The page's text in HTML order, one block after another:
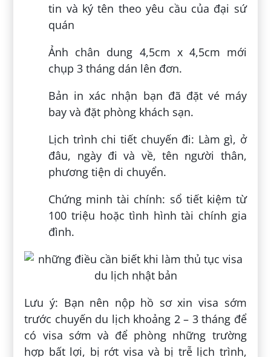
tin và ký tên theo yêu cầu của đại sứ
quán
Ảnh chân dung 4,5cm x 4,5cm mới
chụp 3 tháng dán lên đơn.
Bản in xác nhận bạn đã đặt vé máy
bay và đặt phòng khách sạn.
Lịch trình chi tiết chuyến đi: Làm gì, ở
đâu, ngày đi và về, tên người thân,
phương tiện di chuyển.
Chứng minh tài chính: sổ tiết kiệm từ
100 triệu hoặc tình hình tài chính gia
đình.
Lưu ý: Bạn nên nộp hồ sơ xin visa sớm
trước chuyến du lịch khoảng 2 – 3 tháng để
có visa sớm và để phòng những trường
hợp bất lợi, bị rớt visa và bị trễ lịch trình,